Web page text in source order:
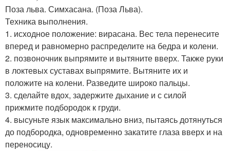
Поза льва. Симхасана. (Поза Льва).
Техника выполнения.
1. исходное положение: вирасана. Вес тела перенесите
вперед и равномерно распределите на бедра и колени.
2. позвоночник выпрямите и вытяните вверх. Также руки
в локтевых суставах выпрямите. Вытяните их и
положите на колени. Разведите широко пальцы.
3. сделайте вдох, задержите дыхание и с силой
прижмите подбородок к груди.
4. высуньте язык максимально вниз, пытаясь дотянуться
до подбородка, одновременно закатите глаза вверх и на
переносицу.